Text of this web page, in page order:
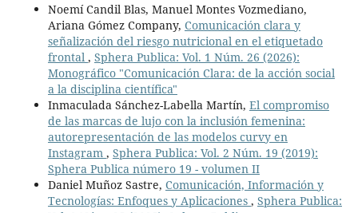
Noemí Candil Blas, Manuel Montes Vozmediano,
Ariana Gómez Company, Comunicación clara y
señalización del riesgo nutricional en el etiquetado
frontal , Sphera Publica: Vol. 1 Núm. 26 (2026):
Monográfico "Comunicación Clara: de la acción social
a la disciplina científica"
Inmaculada Sánchez-Labella Martín, El compromiso
de las marcas de lujo con la inclusión femenina:
autorepresentación de las modelos curvy en
Instagram , Sphera Publica: Vol. 2 Núm. 19 (2019):
Sphera Publica número 19 - volumen II
Daniel Muñoz Sastre, Comunicación, Información y
Tecnologías: Enfoques y Aplicaciones , Sphera Publica: